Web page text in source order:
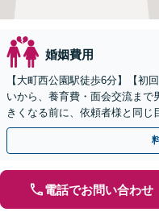
婚姻費用
【大町西公園駅徒歩6分】【初
いから、養育費・面会交流ま
きくなる前に、依頼者様と同じ
す。お気軽にご相談ください【
電話でお問い合わせ